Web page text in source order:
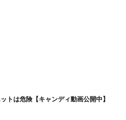
トは危険【キャンディ動画公開中】